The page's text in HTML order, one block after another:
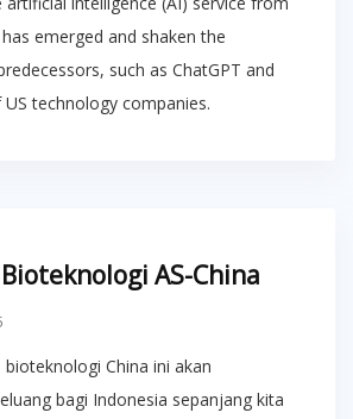
emerged and shaken the
such as ChatGPT and
technology companies.
AS-China
China ini akan
bagi Indonesia sepanjang kita